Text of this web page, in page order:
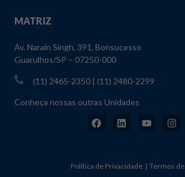
MATRIZ
Av. Narain Singh, 391, Bonsucesso
Guarulhos/SP – 07250-000
(11) 2465-2350 | (11) 2480-2299
Conheça nossas outras Unidades
Política de Privacidade | Termos